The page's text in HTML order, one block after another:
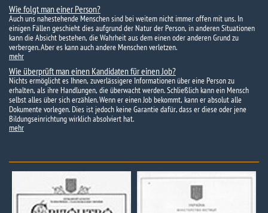
Wie folgt man einer Person?
Auch uns nahestehende Menschen sind bei weitem nicht immer offen mit uns. In
einigen Fällen geschieht dies aufgrund der Natur der Person, in anderen Situationen
kann die Absicht bestehen, die Wahrheit aus dem einen oder anderen Grund zu
verbergen. Aber es kann auch andere Menschen verletzen.
mehr
Wie überprüft man einen Kandidaten für einen Job?
Nichts ermöglicht es Ihnen, zuverlässigere Informationen über eine Person zu
erhalten, als ihre Handlungen, die überwacht werden. Schließlich kann ein Mensch
selbst alles über sich erzählen. Wenn er einen Job bekommt, kann er absolut alle
Dokumente vorlegen. Dies ist jedoch keine Garantie dafür, dass er diese oder jene
Bildungseinrichtung wirklich absolviert hat.
mehr